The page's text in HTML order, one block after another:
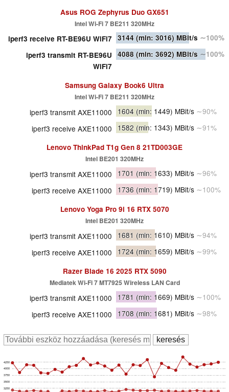
Asus ROG Zephyrus Duo GX651
Intel Wi-Fi 7 BE211 320MHz
iperf3 receive RT-BE96U WiFi7 3144 (min: 3016) MBit/s ∼100%
iperf3 transmit RT-BE96U
WiFi7
4088 (min: 3692) MBit/s ∼100%
Samsung Galaxy Book6 Ultra
Intel Wi-Fi 7 BE211 320MHz
iperf3 transmit AXE11000 1604 (min: 1449) MBit/s ∼90%
iperf3 receive AXE11000
1582 (min: 1343) MBit/s ∼91%
Lenovo ThinkPad T1g Gen 8 21TD003GE
Intel BE201 320MHz
iperf3 transmit AXE11000 1701 (min: 1633) MBit/s ∼96%
iperf3 receive AXE11000
1736 (min: 1719) MBit/s ∼100%
Lenovo Yoga Pro 9i 16 RTX 5070
Intel BE201 320MHz
iperf3 transmit AXE11000 1681 (min: 1610) MBit/s ∼94%
iperf3 receive AXE11000
1724 (min: 1659) MBit/s ∼99%
Razer Blade 16 2025 RTX 5090
Mediatek Wi-Fi 7 MT7925 Wireless LAN Card
iperf3 transmit AXE11000 1781 (min: 1669) MBit/s ∼100%
iperf3 receive AXE11000
1708 (min: 1681) MBit/s ∼98%
3250
3500
3750
4000
4250